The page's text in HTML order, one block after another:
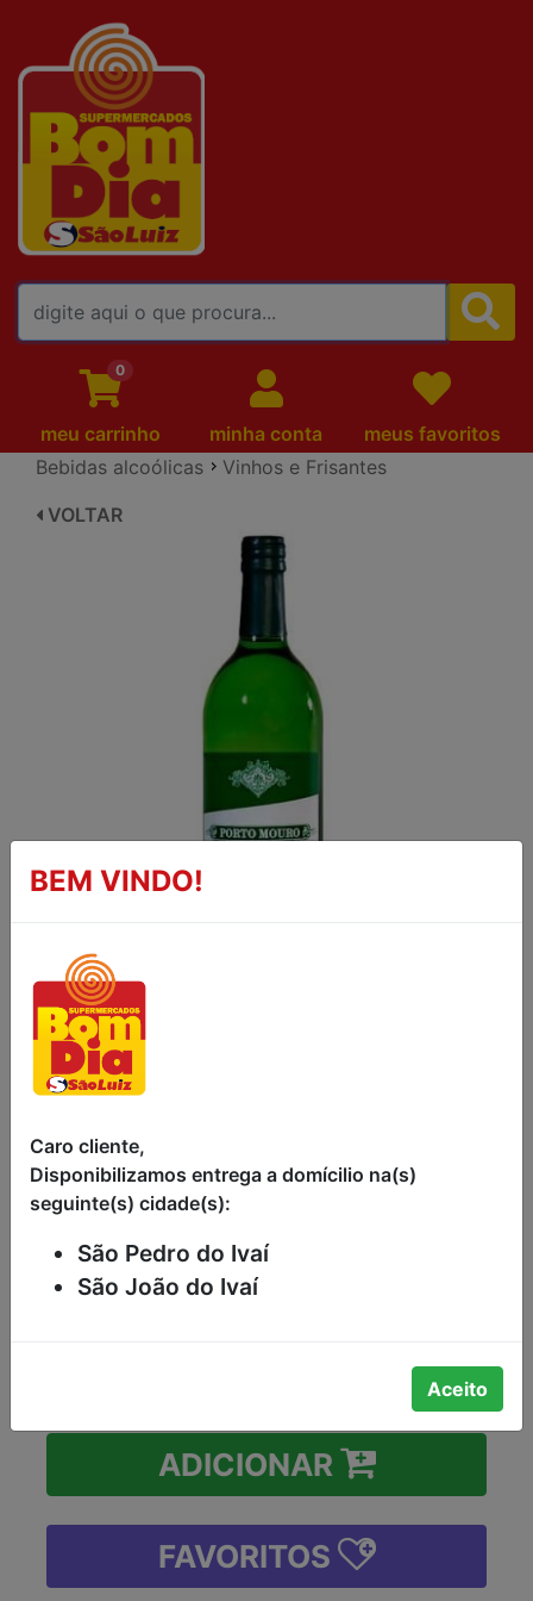
0
meu carrinho minha conta
meus favoritos
Bebidas alcoólicas
Vinhos e Frisantes
VOLTAR
VINHO BRANCO SUAVE
PORTO MOURO 750ML
VINHO BRASILEIRO BRANCO
AROMÁTICO E SUAVE, PRODUZIDO
COM UVAS MALVÁSIA E NIÁGARA
R$11,90
ADICIONAR
FAVORITOS
BEM VINDO!
Caro cliente,
Disponibilizamos entrega a domícilio na(s)
seguinte(s) cidade(s):
São Pedro do Ivaí
São João do Ivaí
Aceito